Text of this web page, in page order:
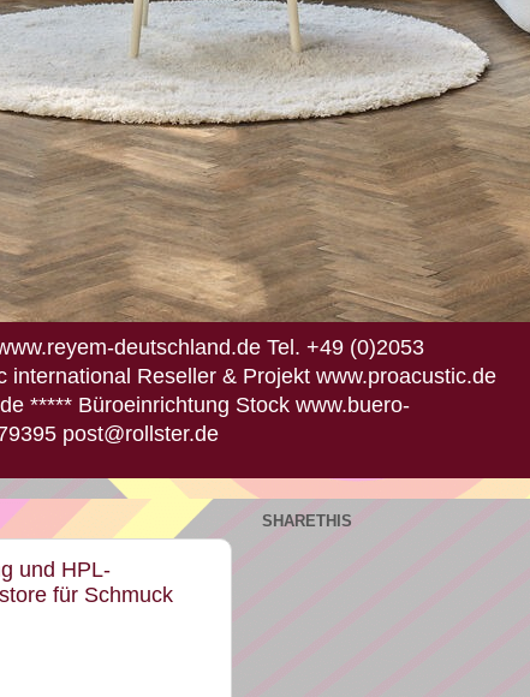
deutschland.de Tel. +49 (0)2053
Reseller & Projekt www.proacustic.de
***** Büroeinrichtung Stock www.buero-
post@rollster.de
und HPL-
für Schmuck
SHARETHIS